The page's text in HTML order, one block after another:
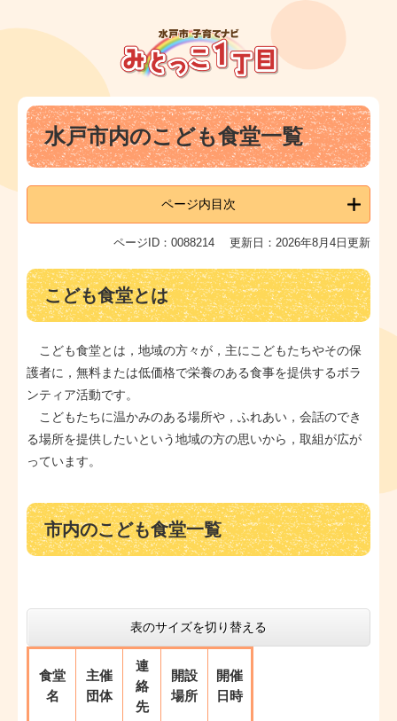
ー
ニ
本
文 水戸市内のこども食堂一覧
ページ内目次
ページID：0088214 更新日：2026年8月4日更新
こども食堂とは
こども食堂とは，地域の方々が，主にこどもたちやその保
護者に，無料または低価格で栄養のある食事を提供するボラ
ンティア活動です。
こどもたちに温かみのある場所や，ふれあい，会話のでき
る場所を提供したいという地域の方の思いから，取組が広が
っています。
市内のこども食堂一覧
表のサイズを切り替える
食堂
名
主催
団体
連
絡
先
開設
場所
開催
日時